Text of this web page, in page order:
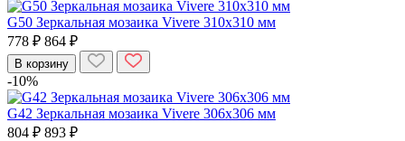
G50 Зеркальная мозаика Vivere 310x310 мм
778 ₽ 864 ₽
В корзину
-10%
G42 Зеркальная мозаика Vivere 306x306 мм
804 ₽ 893 ₽